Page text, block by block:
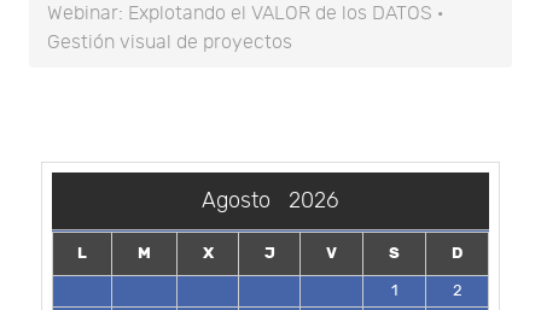
Webinar: Explotando el VALOR de los DATOS ·
Gestión visual de proyectos
Agosto 2026
L M X J V S
D
1
2